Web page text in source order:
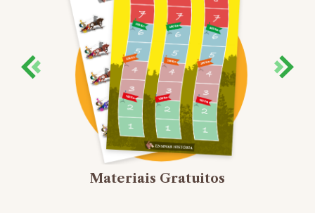
Materiais Gratuitos